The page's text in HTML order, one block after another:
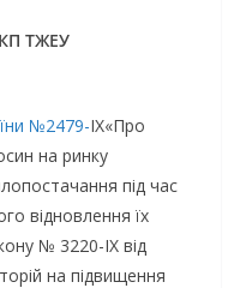
ТЖЕУ
№2479-IX«Про
на ринку
під час
відновлення їх
№ 3220-IX від
на підвищення